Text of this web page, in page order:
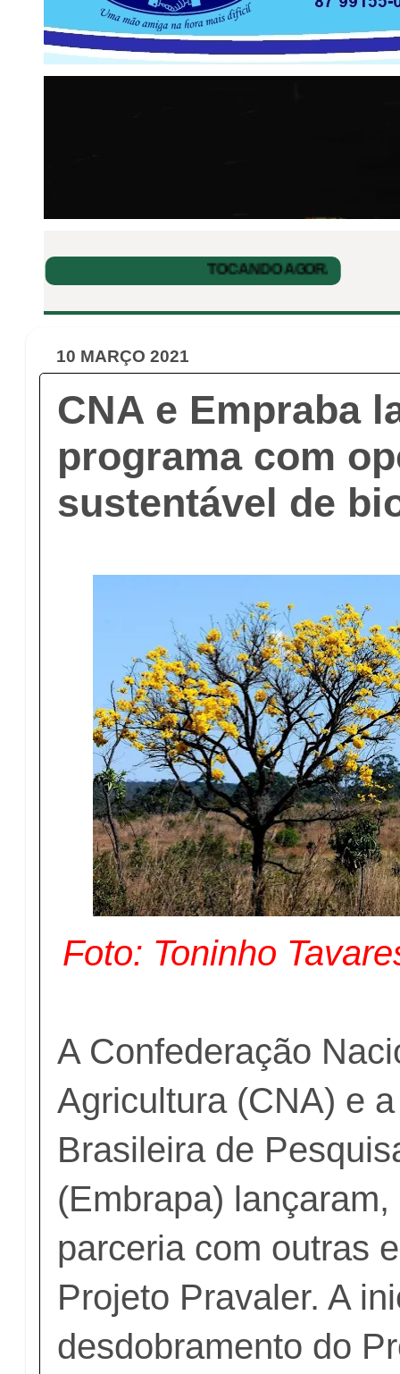
10 MARÇO 2021
CNA e Empraba
programa com
sustentável de
Foto: Toninho
A Confederação
Agricultura (CNA) e
Brasileira de
(Embrapa)
parceria com outras
Projeto Pravaler. A
desdobramento do